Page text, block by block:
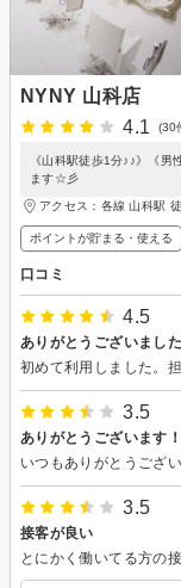
NYNY 山科店
4.1
(30
《山科駅徒歩1分♪♪》《
ます☆彡
アクセス：各線 山科駅
ポイントが貯まる・使える
口コミ
4.5
ありがとうございました
3.5
ありがとうございます！
3.5
接客が良い